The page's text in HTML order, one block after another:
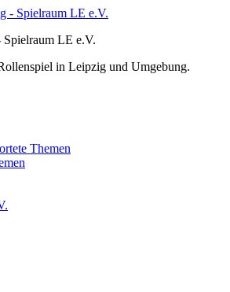
LE e.V.
in Leipzig und Umgebung.
Themen